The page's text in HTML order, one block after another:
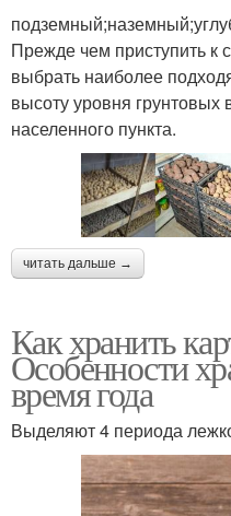
Прежде чем приступить к
выбрать наиболее
высоту уровня
населенного пункта.
читать дальше →
Как хранить
Особенности
время года
Выделяют 4 периода